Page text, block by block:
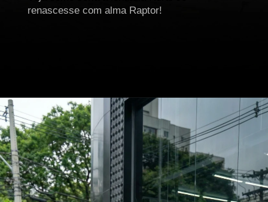
renascesse com alma Raptor!